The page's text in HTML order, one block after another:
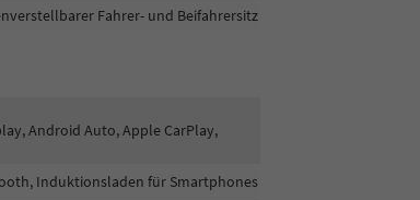
Fahrer- und Beifahrersitz
Android Auto, Apple CarPlay,
Induktionsladen für Smartphones